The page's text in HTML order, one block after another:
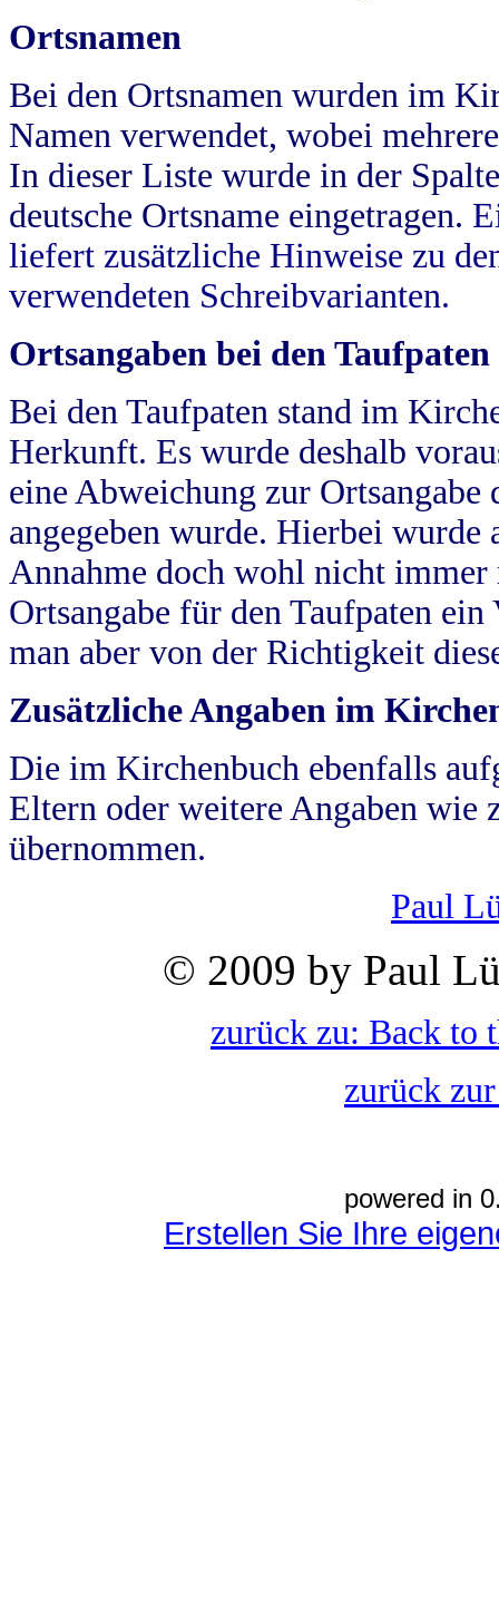
Ortsnamen
Bei den Ortsnamen wurden im
Namen verwendet, wobei
In dieser Liste wurde in der
deutsche Ortsname eingetragen.
liefert zusätzliche Hinweise zu
verwendeten Schreibvarianten.
Ortsangaben bei den Taufpaten
Bei den Taufpaten stand im
Herkunft. Es wurde deshalb
eine Abweichung zur
angegeben wurde. Hierbei wurde
Annahme doch wohl nicht
Ortsangabe für den Taufpaten
man aber von der Richtigkeit
Zusätzliche Angaben im
Die im Kirchenbuch ebenfalls
Eltern oder weitere Angaben wie
übernommen.
Paul
© 2009 by Paul
zurück zu: Back to
zurück
powered in
Erstellen Sie Ihre